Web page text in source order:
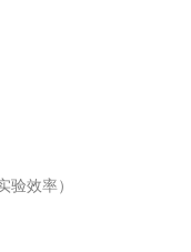
验效率）